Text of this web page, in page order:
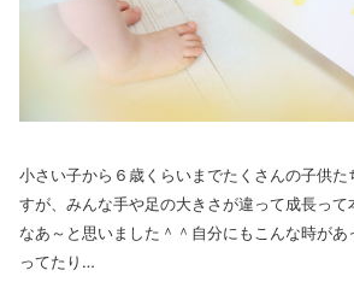
小さい子から６歳くらいまでたくさんの子供
すが、みんな手や足の大きさが違って成長っ
なあ～と思いました＾＾自分にもこんな時が
ってたり…